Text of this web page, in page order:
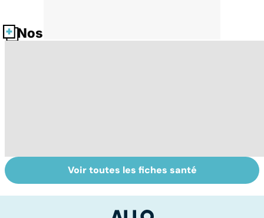
Nos fiches santé
La tuberculose
pulmonaire
VIH : la maladie
dont on ne guérit
Voir toutes les fiches santé